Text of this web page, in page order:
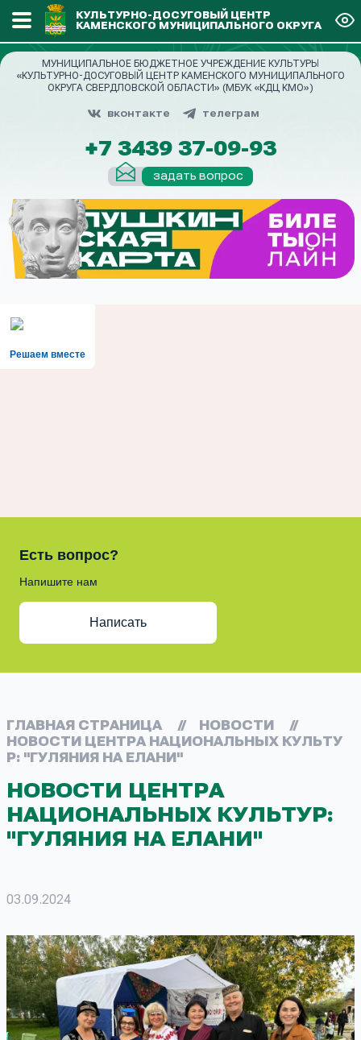
КУЛЬТУРНО-ДОСУГОВЫЙ ЦЕНТР
КАМЕНСКОГО МУНИЦИПАЛЬНОГО ОКРУГА
МУНИЦИПАЛЬНОЕ БЮДЖЕТНОЕ УЧРЕЖДЕНИЕ КУЛЬТУРЫ
«КУЛЬТУРНО-ДОСУГОВЫЙ ЦЕНТР КАМЕНСКОГО МУНИЦИПАЛЬНОГО
ОКРУГА СВЕРДЛОВСКОЙ ОБЛАСТИ» (МБУК «КДЦ КМО»)
вконтакте телеграм
+7 3439 37-09-93
задать вопрос
Решаем вместе
Есть вопрос?
Напишите нам
Написать
ГЛАВНАЯ СТРАНИЦА // НОВОСТИ
//
НОВОСТИ ЦЕНТРА НАЦИОНАЛЬНЫХ КУЛЬТУ
Р: "ГУЛЯНИЯ НА ЕЛАНИ"
НОВОСТИ ЦЕНТРА
НАЦИОНАЛЬНЫХ КУЛЬТУР:
"ГУЛЯНИЯ НА ЕЛАНИ"
03.09.2024